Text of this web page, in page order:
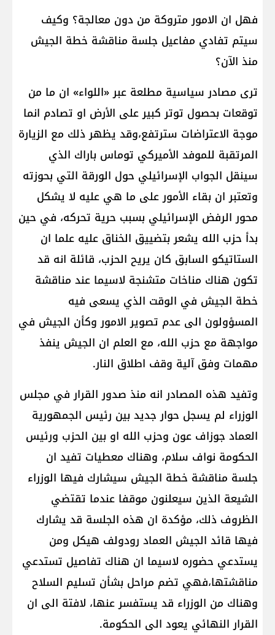
فهل ان الامور متروكة من دون معالجة؟ وكيف
سيتم تفادي مفاعيل جلسة مناقشة خطة الجيش
منذ الآن؟
ترى مصادر سياسية مطلعة عبر «اللواء» ان ما من
توقعات بحصول توتر كبير على الأرض او تصادم انما
موجة الاعتراضات سترتفع،وقد يظهر ذلك مع الزيارة
المرتقبة للموفد الأميركي توماس باراك الذي
سينقل الجواب الإسرائيلي حول الورقة التي بحوزته
وتعتبر ان بقاء الأمور على ما هي عليه لا يشكل
محور الرفض الإسرائيلي بسبب حرية تحركه، في حين
بدأ حزب الله يشعر بتضييق الخناق عليه علما ان
الستاتيكو السابق كان يريح الحزب، قائلة انه قد
تكون هناك مناخات متشنجة لاسيما عند مناقشة
خطة الجيش في الوقت الذي يسعى فيه
المسؤولون الى عدم تصوير الامور وكأن الجيش في
مواجهة مع حزب الله، مع العلم ان الجيش ينفذ
مهمات وفق آلية وقف اطلاق النار.
وتفيد هذه المصادر انه منذ صدور القرار في مجلس
الوزراء لم يسجل حوار جديد بين رئيس الجمهورية
العماد جوزاف عون وحزب الله او بين الحزب ورئيس
الحكومة نواف سلام، وهناك معطيات تفيد ان
جلسة مناقشة خطة الجيش سيشارك فيها الوزراء
الشيعة الذين سيعلنون موقفا عندما تقتضي
الظروف ذلك، مؤكدة ان هذه الجلسة قد يشارك
فيها قائد الجيش العماد رودولف هيكل ومن
يستدعي حضوره لاسيما ان هناك تفاصيل تستدعي
مناقشتها،فهي تضم مراحل بشأن تسليم السلاح
وهناك من الوزراء قد يستفسر عنها، لافتة الى ان
القرار النهائي يعود الى الحكومة.